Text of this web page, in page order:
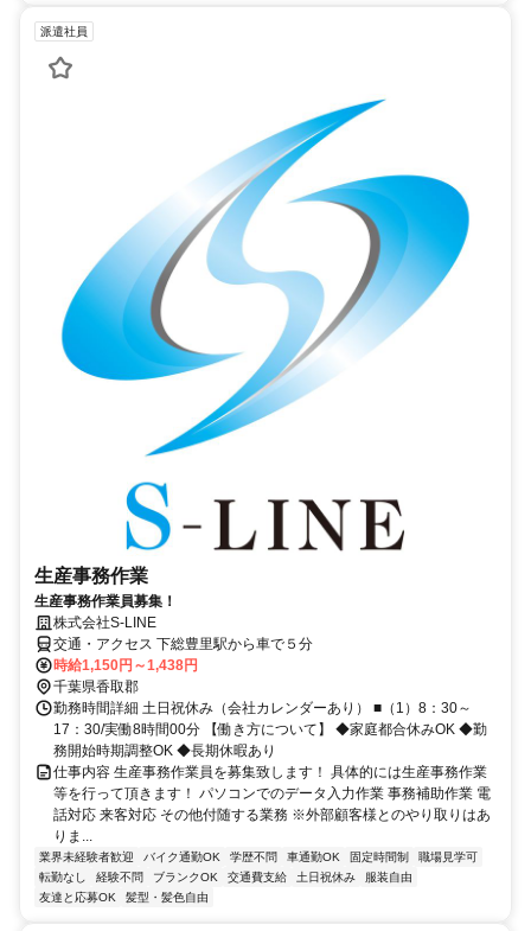
派遣社員
生産事務作業
生産事務作業員募集！
株式会社S-LINE
交通・アクセス 下総豊里駅から車で５分
時給1,150円～1,438円
千葉県香取郡
勤務時間詳細 土日祝休み（会社カレンダーあり） ■（1）8：30～
17：30/実働8時間00分 【働き方について】 ◆家庭都合休みOK ◆勤
務開始時期調整OK ◆長期休暇あり
仕事内容 生産事務作業員を募集致します！ 具体的には生産事務作業
等を行って頂きます！ パソコンでのデータ入力作業 事務補助作業 電
話対応 来客対応 その他付随する業務 ※外部顧客様とのやり取りはあ
りま...
業界未経験者歓迎 バイク通勤OK 学歴不問 車通勤OK 固定時間制
職場見学可
転勤なし
経験不問 ブランクOK 交通費支給 土日祝休み
服装自由
友達と応募OK
髪型・髪色自由